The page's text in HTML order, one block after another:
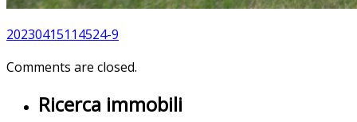
20230415114524-9
Comments are closed.
Ricerca immobili